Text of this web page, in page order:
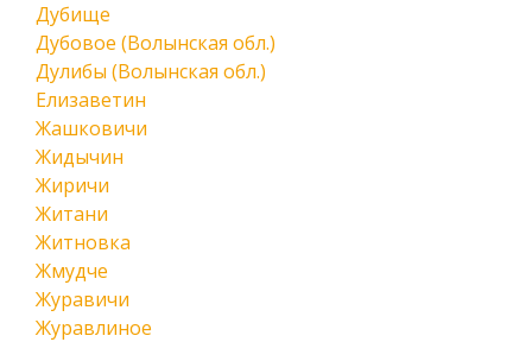
Дубище
Дубовое (Волынская обл.)
Дулибы (Волынская обл.)
Елизаветин
Жашковичи
Жидычин
Жиричи
Житани
Житновка
Жмудче
Журавичи
Журавлиное